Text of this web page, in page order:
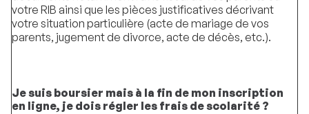
votre RIB ainsi que les pièces justificatives décrivant
votre situation particulière (acte de mariage de vos
parents, jugement de divorce, acte de décès, etc.).
Je suis boursier mais à la fin de mon inscription
en ligne, je dois régler les frais de scolarité ?